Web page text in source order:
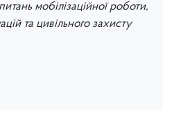
мобілізаційної роботи,
та цивільного захисту